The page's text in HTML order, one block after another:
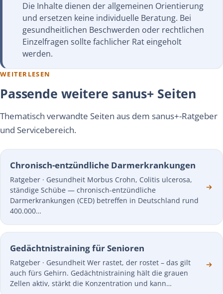
Die Inhalte dienen der allgemeinen Orientierung
und ersetzen keine individuelle Beratung. Bei
gesundheitlichen Beschwerden oder rechtlichen
Einzelfragen sollte fachlicher Rat eingeholt
werden.
WEITERLESEN
Passende weitere sanus+ Seiten
Thematisch verwandte Seiten aus dem sanus+-Ratgeber
und Servicebereich.
Chronisch-entzündliche Darmerkrankungen
Ratgeber · Gesundheit Morbus Crohn, Colitis ulcerosa,
ständige Schübe — chronisch-entzündliche
Darmerkrankungen (CED) betreffen in Deutschland rund
400.000…
Gedächtnistraining für Senioren
Ratgeber · Gesundheit Wer rastet, der rostet – das gilt
auch fürs Gehirn. Gedächtnistraining hält die grauen
Zellen aktiv, stärkt die Konzentration und kann…